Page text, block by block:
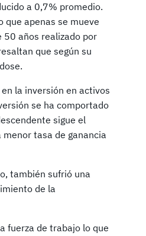
a 0,7% promedio.
que apenas se mueve
50 años realizado por
que según su
la inversión en activos
se ha comportado
sigue el
tasa de ganancia
también sufrió una
de la
fuerza de trabajo lo que